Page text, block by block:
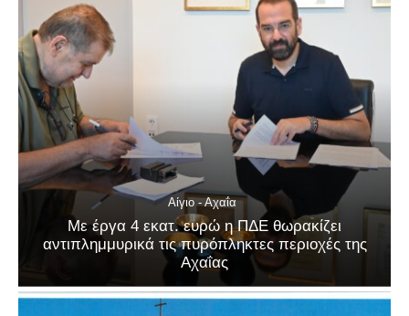
Αίγιο - Αχαΐα
Με έργα 4 εκατ. ευρώ η ΠΔΕ θωρακίζει
αντιπλημμυρικά τις πυρόπληκτες περιοχές της
Αχαΐας